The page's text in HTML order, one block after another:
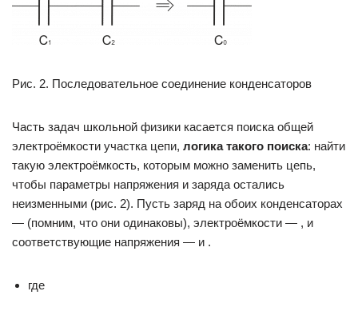
Рис. 2. Последовательное соединение конденсаторов
Часть задач школьной физики касается поиска общей
электроёмкости участка цепи, логика такого поиска: найти
такую электроёмкость, которым можно заменить цепь,
чтобы параметры напряжения и заряда остались
неизменными (рис. 2). Пусть заряд на обоих конденсаторах
— (помним, что они одинаковы), электроёмкости — , и
соответствующие напряжения — и .
где